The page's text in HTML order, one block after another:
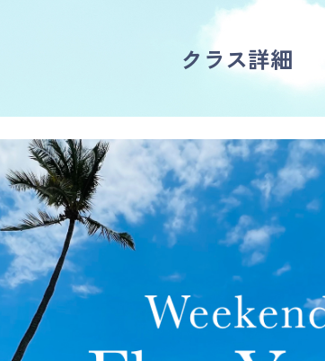
クラス詳細